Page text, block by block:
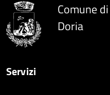
Comune
Doria
Servizi